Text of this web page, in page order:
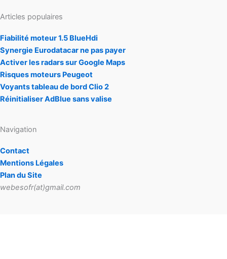
Articles populaires
Fiabilité moteur 1.5 BlueHdi
Synergie Eurodatacar ne pas payer
Activer les radars sur Google Maps
Risques moteurs Peugeot
Voyants tableau de bord Clio 2
Réinitialiser AdBlue sans valise
Navigation
Contact
Mentions Légales
Plan du Site
webesofr(at)gmail.com